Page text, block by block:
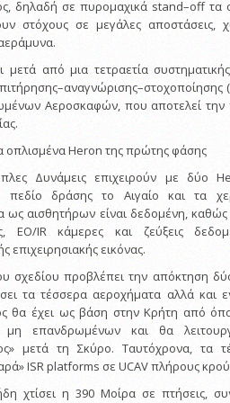
δηλαδή σε πυρομαχικά stand–off τα
στόχους σε μεγάλες αποστάσεις,
μετά από μια τετραετία
Αεροσκαφών, που αποτελεί την
οπλισμένα Heron της πρώτης φάσης
Δυνάμεις επιχειρούν με δύο
πεδίο δράσης το Αιγαίο και τα
ως αισθητήρων είναι δεδομένη,
EO/IR κάμερες και ζεύξεις
επιχειρησιακής εικόνας.
σχεδίου προβλέπει την απόκτηση
τα τέσσερα αεροχήματα αλλά και
θα έχει ως βάση στην Κρήτη από
επανδρωμένων και θα
μετά τη Σκύρο. Ταυτόχρονα, τα
ISR platforms σε UCAV πλήρους
χτίσει η 390 Μοίρα σε πτήσεις,